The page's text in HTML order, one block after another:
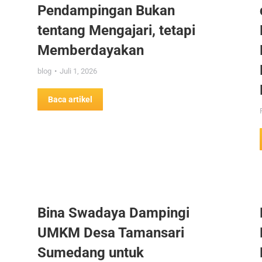
Pendampingan Bukan
tentang Mengajari, tetapi
Memberdayakan
blog Juli 1, 2026
Baca artikel
Bina Swadaya Dampingi
UMKM Desa Tamansari
Sumedang untuk